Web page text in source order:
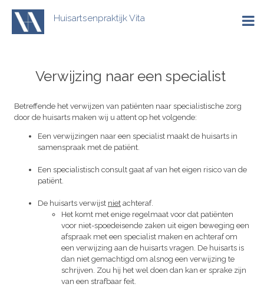
Huisartsenpraktijk Vita
Verwijzing naar een specialist
Betreffende het verwijzen van patiënten naar specialistische zorg
door de huisarts maken wij u attent op het volgende:
Een verwijzingen naar een specialist maakt de huisarts in
samenspraak met de patiënt.
Een specialistisch consult gaat af van het eigen risico van de
patiënt.
De huisarts verwijst niet achteraf.
Het komt met enige regelmaat voor dat patiënten
voor niet-spoedeisende zaken uit eigen beweging een
afspraak met een specialist maken en achteraf om
een verwijzing aan de huisarts vragen. De huisarts is
dan niet gemachtigd om alsnog een verwijzing te
schrijven. Zou hij het wel doen dan kan er sprake zijn
van een strafbaar feit.